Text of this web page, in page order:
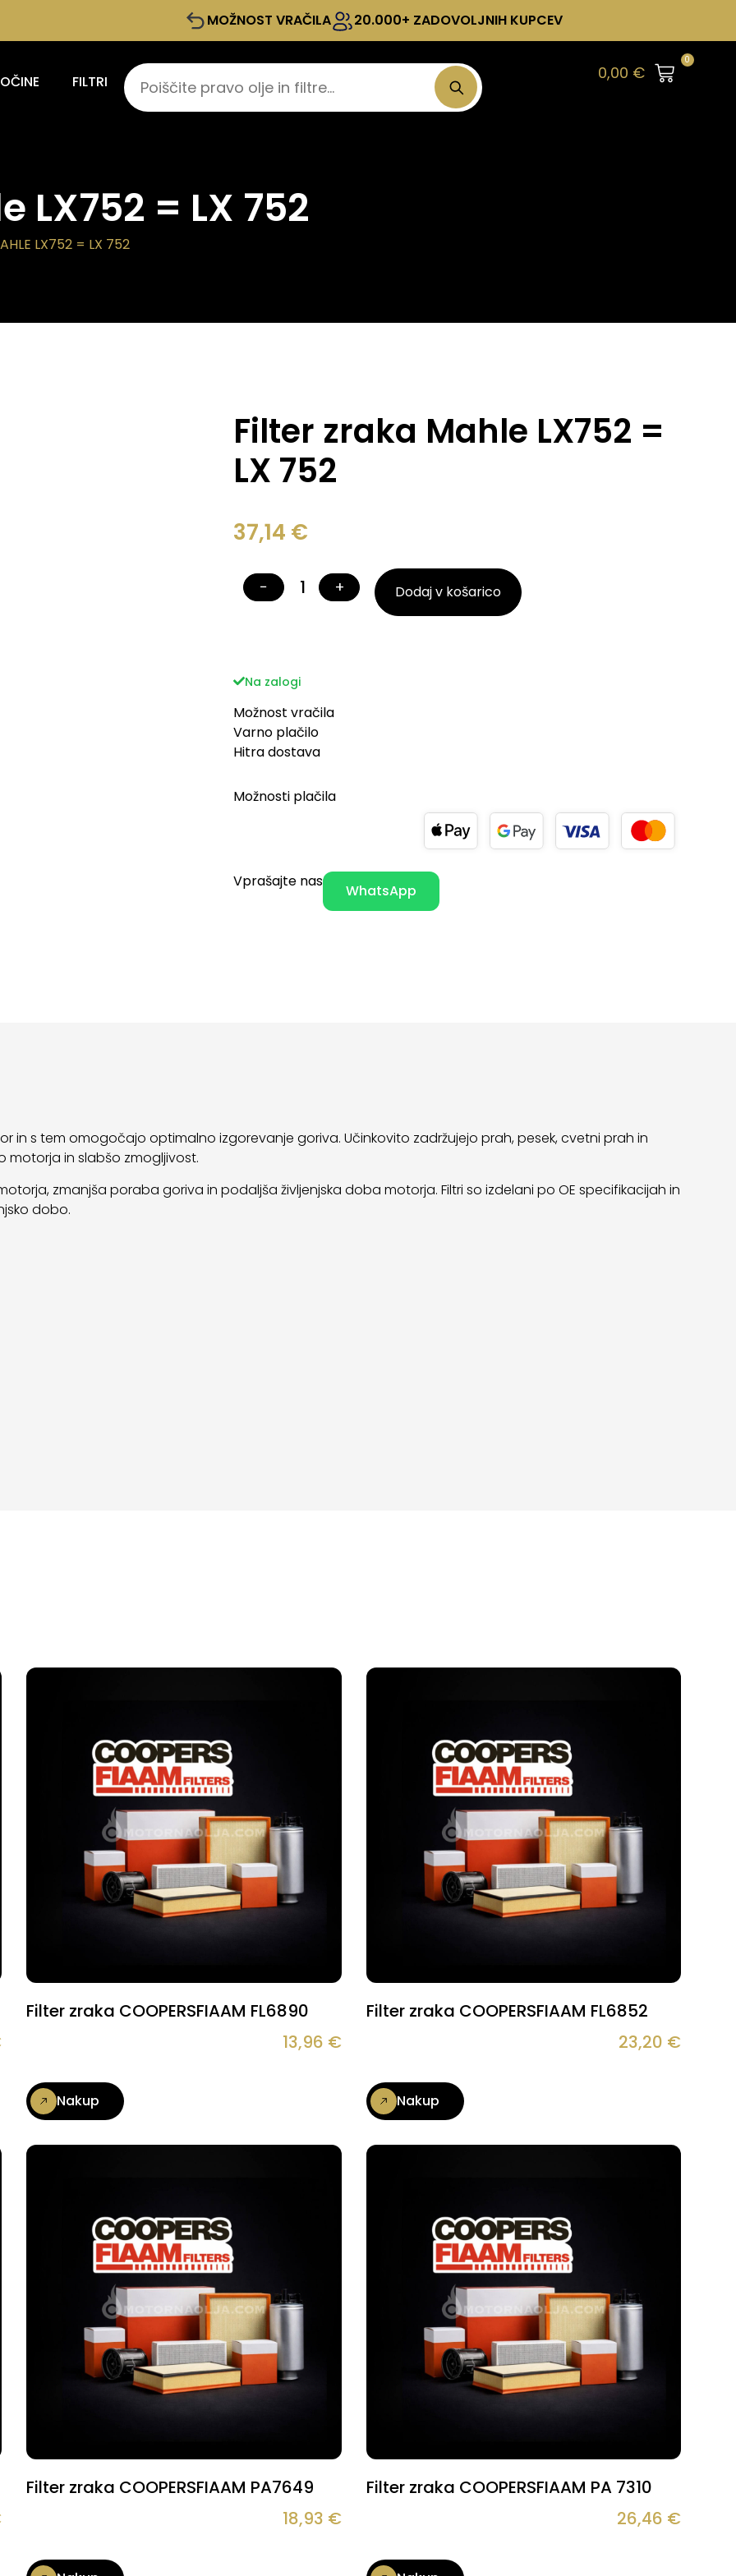
MOŽNOST VRAČILA 20.000+ ZADOVOLJNIH KUPCEV
FILTRI 0,00 €
0
LX752 = LX 752
LX752 = LX 752
Filter zraka Mahle LX752 =
LX 752
37,14 €
− + Dodaj v košarico
Na zalogi
Možnost vračila
Varno plačilo
Hitra dostava
Možnosti plačila
Vprašajte nas
WhatsApp
in s tem omogočajo optimalno izgorevanje goriva. Učinkovito zadržujejo prah, pesek, cvetni prah in
motorja in slabšo zmogljivost.
zmanjša poraba goriva in podaljša življenjska doba motorja. Filtri so izdelani po OE specifikacijah in
dobo.
Filter zraka COOPERSFIAAM FL6890
13,96 €
Nakup
Filter zraka COOPERSFIAAM FL6852
23,20 €
Nakup
Filter zraka COOPERSFIAAM PA7649
18,93 €
Filter zraka COOPERSFIAAM PA 7310
26,46 €